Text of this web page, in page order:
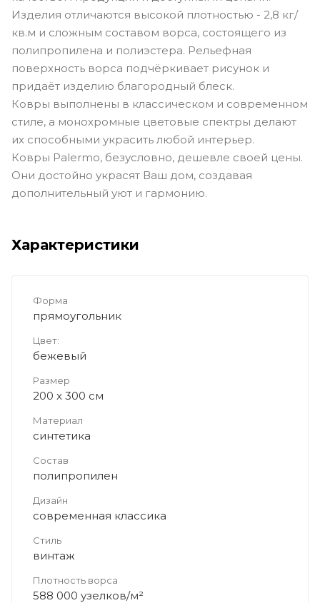
Изделия отличаются высокой плотностью - 2,8 кг/
кв.м и сложным составом ворса, состоящего из
полипропилена и полиэстера. Рельефная
поверхность ворса подчёркивает рисунок и
придаёт изделию благородный блеск.
Ковры выполнены в классическом и современном
стиле, а монохромные цветовые спектры делают
их способными украсить любой интерьер.
Ковры Palermo, безусловно, дешевле своей цены.
Они достойно украсят Ваш дом, создавая
дополнительный уют и гармонию.
Характеристики
Форма
прямоугольник
Цвет:
бежевый
Размер
200 x 300 см
Материал
синтетика
Состав
полипропилен
Дизайн
современная классика
Стиль
винтаж
Плотность ворса
588 000 узелков/м²